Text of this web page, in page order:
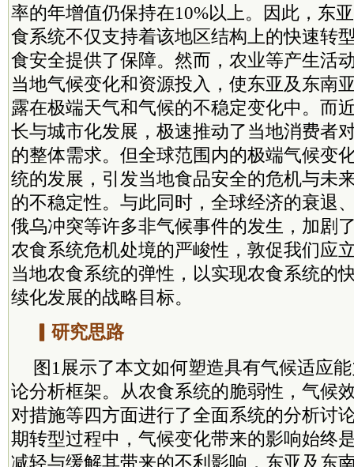
率的年增值仍保持在10%以上。因此，东
食系统不仅支持着该地区结构上的快速转
食安全提供了保障。然而，农业等产生活
当地气候变化和资源投入，使东亚及东南
露在极端天气和气候的不稳定变化中。而
长与城市化发展，极速推动了当地消费者
的整体需求。但全球范围内的极端气候变
统的发展，引发当地食品安全的危机与未
的不稳定性。与此同时，全球经济的衰退
俄乌冲突等许多非气候事件的发生，加剧
农食系统危机处境的严峻性，敦促我们应
当地农食系统的弹性，以实现农食系统的
续化发展的战略目标。
▎研究思路
图1展示了本文如何塑造具有气候适应
论分析框架。从农食系统的脆弱性，气候
对措施等四方面进行了全面系统的分析讨
期转型过程中，气候变化带来的影响始终
减轻与缓解其带来的不利影响，东亚及东